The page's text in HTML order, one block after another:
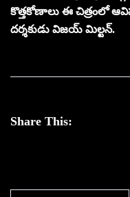
కొత్తకోణాలు ఈ చిత్రంలో
దర్శకుడు విజయ్‌ మిల్టన్‌.
Share This: